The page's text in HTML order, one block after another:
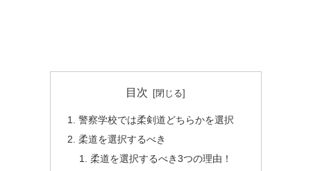
目次
警察学校では柔剣道どちらかを選択
柔道を選択するべき
柔道を選択するべき3つの理由！